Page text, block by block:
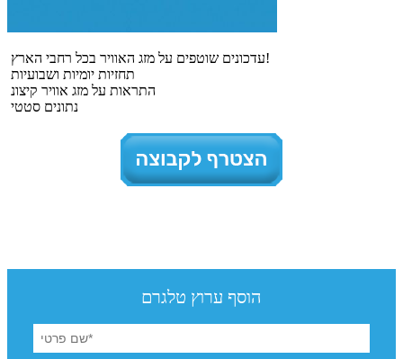
עדכונים שוטפים על מזג האוויר בכל רחבי הארץ!
תחזיות יומיות ושבועיות
התראות על מזג אוויר קיצונ
נתונים סטטי
הוסף ערוץ טלגרם